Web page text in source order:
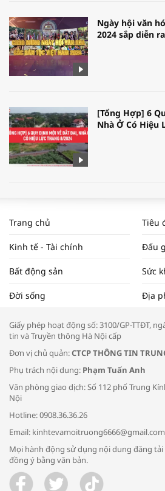
Ngày hội văn
2024 sắp diễn
[Tổng Hợp] 6
Nhà Ở Có Hiệu
NAM NĂM
ĐẬP THỊ
Tọa đàm “Xúc
Bác sĩ tư vấn
đường hô hấp
Trao yêu
Trang chủ Tiêu
Kinh tế - Tài chính Đấu
Bất động sản Sức
Đời sống Địa
Giấy phép hoạt động số: 3100/GP-TTĐT,
tin và Truyền thông Hà Nội cấp
Đơn vị chủ quản:CTCP THÔNG TIN
Phụ trách nội dung: Phạm Tuấn Anh
Văn phòng giao dịch: Số 112 phố Trung
Nội
Hotline: 0908.36.36.26
Email: kinhtevamoitruong6666@gmail.com
Mọi hành động sử dụng nội dung đăng
đồng ý bằng văn bản.